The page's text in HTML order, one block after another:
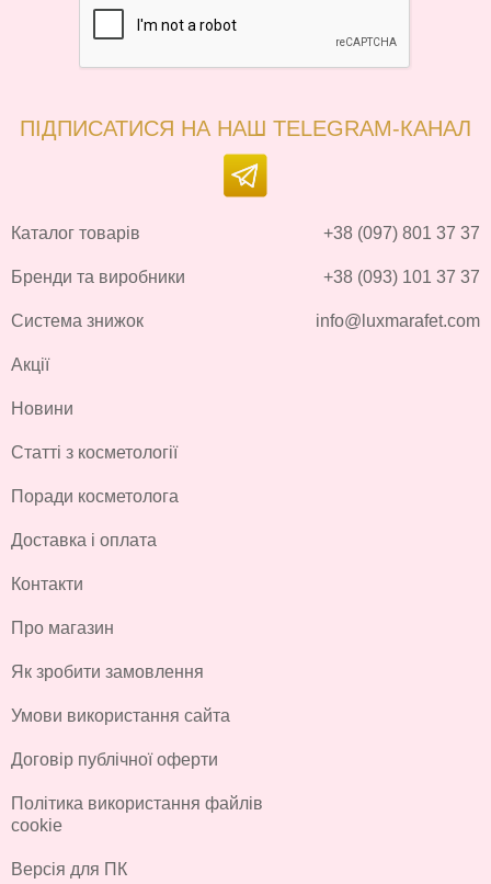
ПІДПИСАТИСЯ НА НАШ TELEGRAM-КАНАЛ
Каталог товарів
Бренди та виробники
Система знижок
Акції
Новини
Статті з косметології
Поради косметолога
Доставка і оплата
Контакти
Про магазин
Як зробити замовлення
Умови використання сайта
Договір публічної оферти
Політика використання файлів
cookie
Версія для ПК
+38 (097) 801 37 37
+38 (093) 101 37 37
info@luxmarafet.com